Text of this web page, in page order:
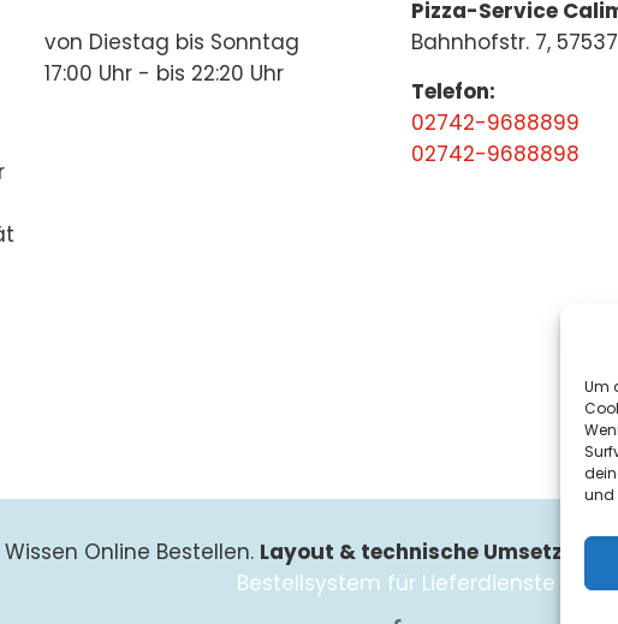
Um
und
von Diestag bis Sonntag
17:00 Uhr - bis 22:20 Uhr
Pizza-Service
Bahnhofstr. 7,
Telefon:
02742-9688899
02742-9688898
Online Bestellen. Layout & technische Umsetzung:
Bestellsystem für Lieferdienste